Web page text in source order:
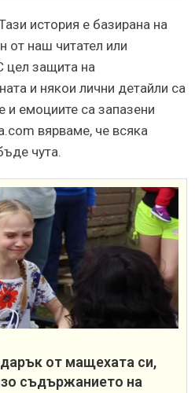
история е базирана на
от наш читател или
цел защита на
и някои лични детайли са
и емоциите са запазени
вярваме, че всяка
чута.
от мащехата си,
съдържанието на